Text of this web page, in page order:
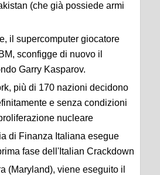
(che già possiede armi
il supercomputer giocatore
sconfigge di nuovo il
Garry Kasparov.
più di 170 nazioni decidono
e senza condizioni
nucleare
di Finanza Italiana esegue
fase dell'Italian Crackdown
(Maryland), viene eseguito il